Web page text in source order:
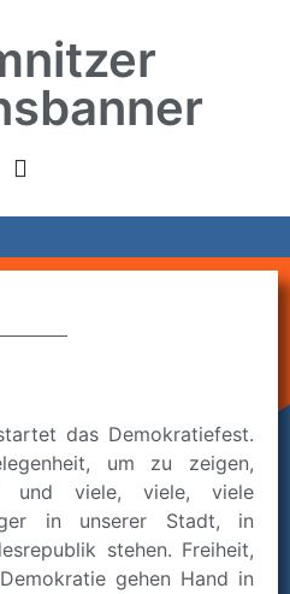
das Demokratiefest.
um zu zeigen,
und viele, viele, viele
in unserer Stadt, in
stehen. Freiheit,
gehen Hand in